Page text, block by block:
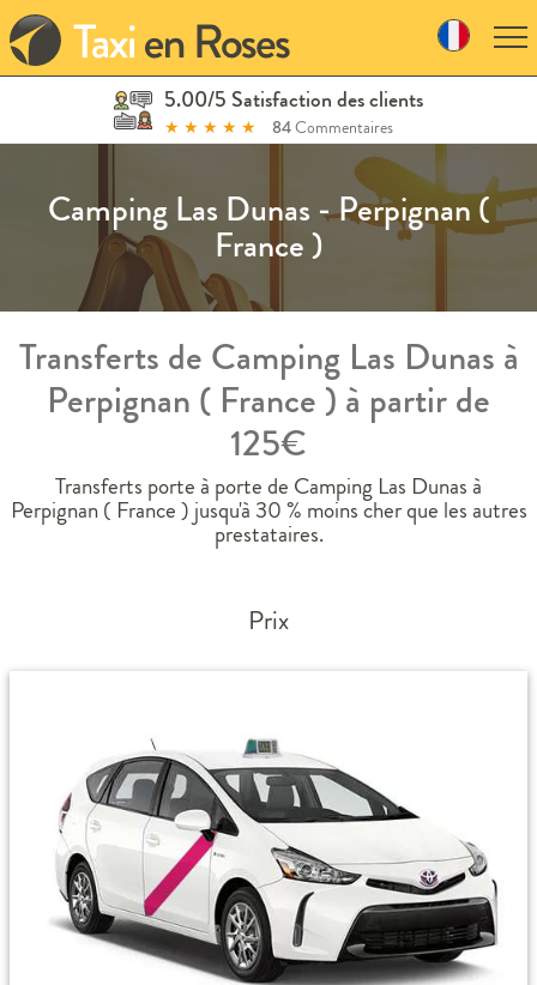
Skip
to
navigation
Skip
5.00/5 Satisfaction des clients
★ ★ ★ ★ ★ 84Commentaires
Camping Las Dunas - Perpignan (
France )
Transferts de Camping Las Dunas à
Perpignan ( France ) à partir de
125€
Transferts porte à porte de Camping Las Dunas à
Perpignan ( France ) jusqu'à 30 % moins cher que les autres
prestataires.
Prix